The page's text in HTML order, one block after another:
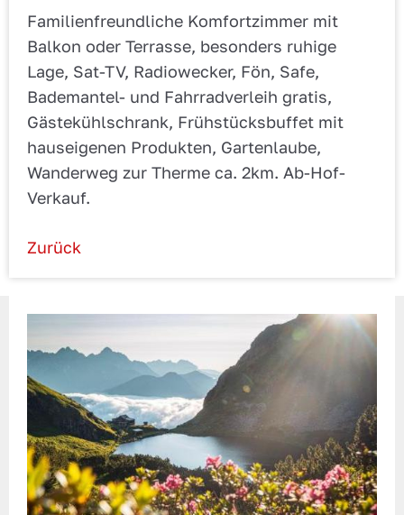
Familienfreundliche Komfortzimmer mit
Balkon oder Terrasse, besonders ruhige
Lage, Sat-TV, Radiowecker, Fön, Safe,
Bademantel- und Fahrradverleih gratis,
Gästekühlschrank, Frühstücksbuffet mit
hauseigenen Produkten, Gartenlaube,
Wanderweg zur Therme ca. 2km. Ab-Hof-
Verkauf.
Zurück